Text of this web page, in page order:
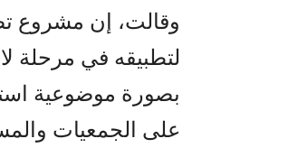
وقالت، إن مشروع
لتطبيقه في مرحلة
بصورة موضوعية
على الجمعيات